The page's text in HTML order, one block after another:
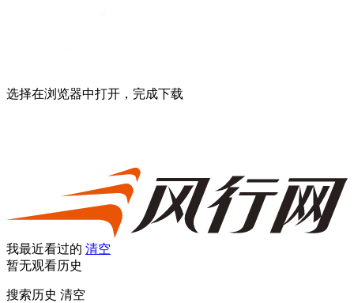
选择在浏览器中打开，完成下载
我最近看过的 清空
暂无观看历史
搜索历史 清空